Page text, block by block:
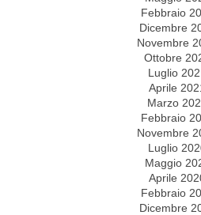
Febbraio
Dicembre
Novembre
Ottobre
Luglio
Aprile
Marzo
Febbraio
Novembre
Luglio
Maggio
Aprile
Febbraio
Dicembre